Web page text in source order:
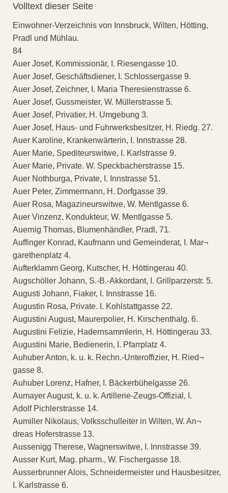
Volltext dieser Seite
Einwohner-Verzeichnis von Innsbruck, Wilten, Hötting,
Pradl und Mühlau.
84
Auer Josef, Kommissionär, I. Riesengasse 10.
Auer Josef, Geschäftsdiener, I. Schlossergasse 9.
Auer Josef, Zeichner, I. Maria Theresienstrasse 6.
Auer Josef, Gussmeister, W. Müllerstrasse 5.
Auer Josef, Privatier, H. Umgebung 3.
Auer Josef, Haus- und Fuhrwerksbesitzer, H. Riedg. 27.
Auer Karoline, Krankenwärterin, I. Innstrasse 28.
Auer Marie, Spediteurswitwe, I. Karlstrasse 9.
Auer Marie, Private. W. Speckbacherstrasse 15.
Auer Nothburga, Private, I. Innstrasse 51.
Auer Peter, Zimmermann, H. Dorfgasse 39.
Auer Rosa, Magazineurswitwe, W. Mentlgasse 6.
Auer Vinzenz, Kondukteur, W. Mentlgasse 5.
Auernig Thomas, Blumenhändler, Pradl, 71.
Auffinger Konrad, Kaufmann und Gemeinderat, I. Mar¬
garethenplatz 4.
Aufterklamm Georg, Kutscher, H. Höttingerau 40.
Augschöller Johann, S.-B.-Akkordant, I. Grillparzerstr. 5.
Augusti Johann, Fiaker, I. Innstrasse 16.
Augustin Rosa, Private. I. Kohlstattgasse 22.
Augustini August, Maurerpolier, H. Kirschenthalg. 6.
Augustini Felizie, Hadernsammlerin, H. Höttingerau 33.
Augustini Marie, Bedienerin, I. Pfarrplatz 4.
Auhuber Anton, k. u. k. Rechn.-Unteroffizier, H. Ried¬
gasse 8.
Auhuber Lorenz, Hafner, I. Bäckerbühelgasse 26.
Aumayer August, k. u. k. Artillerie-Zeugs-Offizial, I.
Adolf Pichlerstrasse 14.
Aumiller Nikolaus, Volksschulleiter in Wilten, W. An¬
dreas Hoferstrasse 13.
Aussenigg Therese, Wagnerswitwe, I. Innstrasse 39.
Ausser Kurt, Mag. pharm., W. Fischergasse 18.
Ausserbrunner Alois, Schneidermeister und Hausbesitzer,
I. Karlstrasse 6.